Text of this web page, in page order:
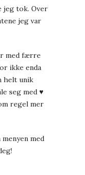
jeg tok. Over
jeg var
med færre
ikke enda
helt unik
seg med ♥
regel mer
med